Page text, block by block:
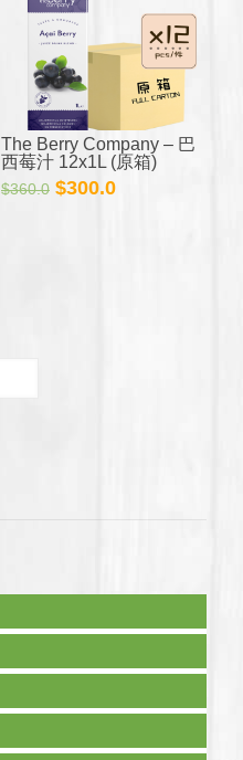
The Berry Company – 巴
西莓汁 12x1L (原箱)
$360.0 原
$300.0目